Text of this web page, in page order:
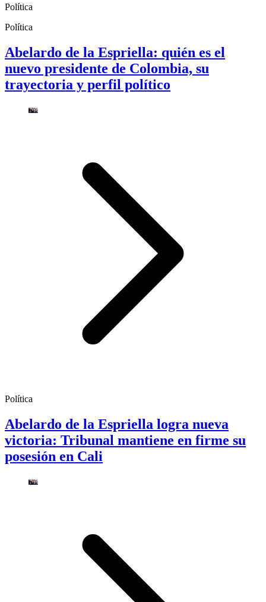
Política
Política
Abelardo de la Espriella: quién es el
nuevo presidente de Colombia, su
trayectoria y perfil político
Política
Abelardo de la Espriella logra nueva
victoria: Tribunal mantiene en firme su
posesión en Cali